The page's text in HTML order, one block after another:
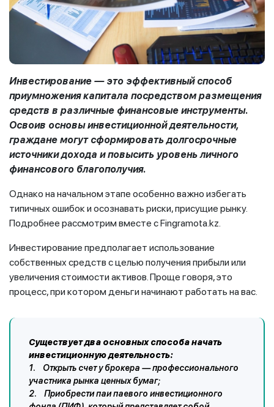
Инвестирование — это эффективный способ
приумножения капитала посредством размещения
средств в различные финансовые инструменты.
Освоив основы инвестиционной деятельности,
граждане могут сформировать долгосрочные
источники дохода и повысить уровень личного
финансового благополучия.
Однако на начальном этапе особенно важно избегать
типичных ошибок и осознавать риски, присущие рынку.
Подробнее рассмотрим вместе с Fingramota.kz.
Инвестирование предполагает использование
собственных средств с целью получения прибыли или
увеличения стоимости активов. Проще говоря, это
процесс, при котором деньги начинают работать на вас.
Существует два основных способа начать
инвестиционную деятельность:
1. Открыть счет у брокера — профессионального
участника рынка ценных бумаг;
2. Приобрести паи паевого инвестиционного